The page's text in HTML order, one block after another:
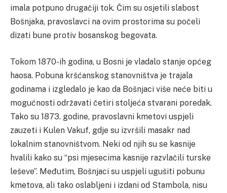
imala potpuno drugačiji tok. Čim su osjetili slabost
Bošnjaka, pravoslavci na ovim prostorima su počeli
dizati bune protiv bosanskog begovata.
Tokom 1870-ih godina, u Bosni je vladalo stanje općeg
haosa. Pobuna kršćanskog stanovništva je trajala
godinama i izgledalo je kao da Bošnjaci više neće biti u
mogućnosti održavati četiri stoljeća stvarani poredak.
Tako su 1873. godine, pravoslavni kmetovi uspjeli
zauzeti i Kulen Vakuf, gdje su izvršili masakr nad
lokalnim stanovništvom. Neki od njih su se kasnije
hvalili kako su “psi mjesecima kasnije razvlačili turske
leševe”. Međutim, Bošnjaci su uspjeli ugušiti pobunu
kmetova, ali tako oslabljeni i izdani od Stambola, nisu